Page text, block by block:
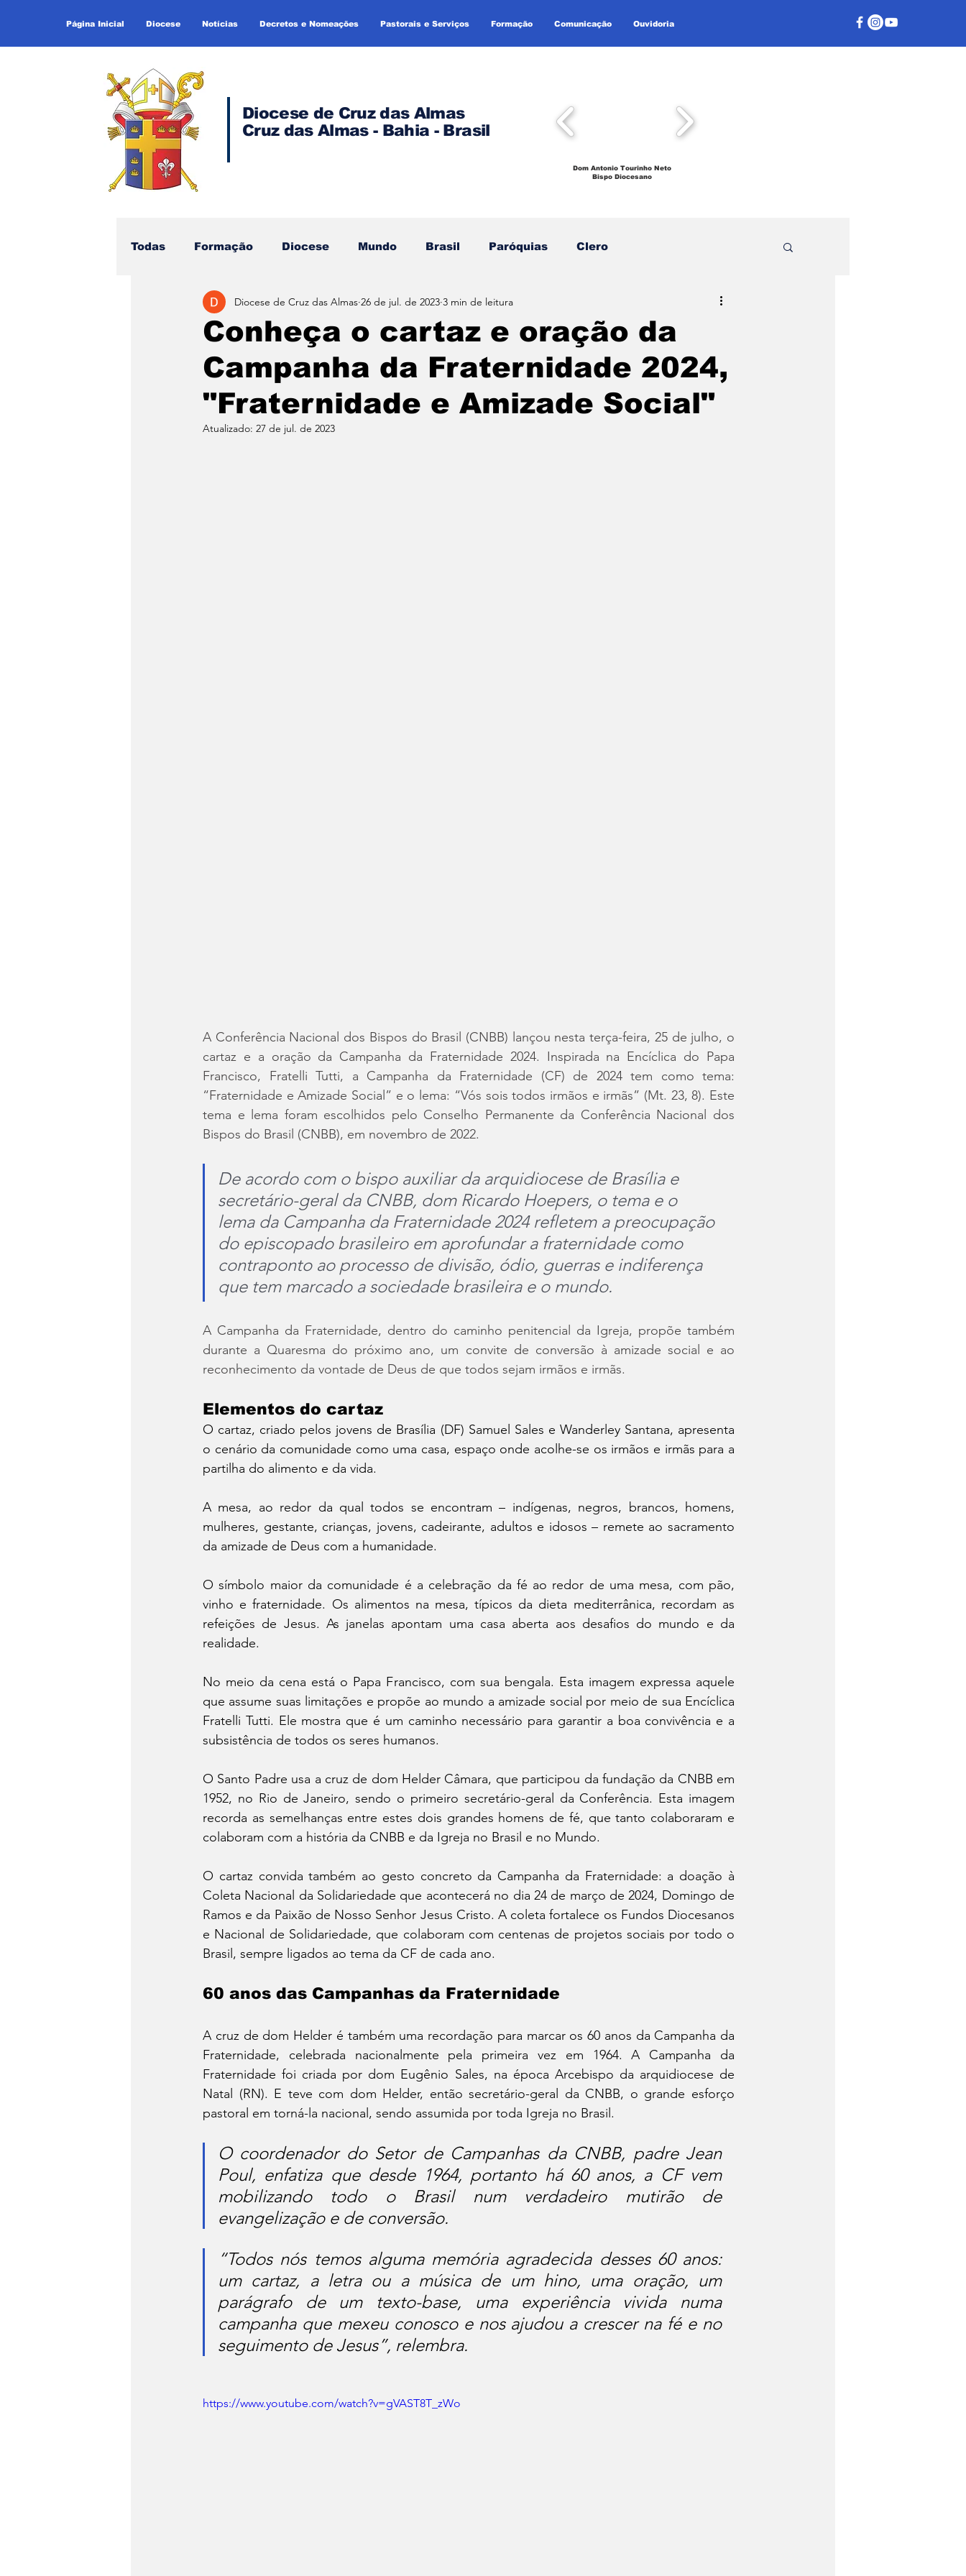
Página Inicial Diocese Notícias Decretos e Nomeações Pastorais e Serviços Formação Comunicação Ouvidoria
Diocese de Cruz das Almas
Cruz das Almas - Bahia - Brasil
Dom Antonio Tourinho Neto
Bispo Diocesano
Todas Formação Diocese Mundo Brasil Paróquias Clero
Conheça o cartaz e oração da
Campanha da Fraternidade 2024,
"Fraternidade e Amizade Social"
Diocese de Cruz das Almas 26 de jul. de 2023 3 min de leitura
Atualizado: 27 de jul. de 2023
A Conferência Nacional dos Bispos do Brasil (CNBB) lançou nesta terça-feira, 25 de julho, o
cartaz e a oração da Campanha da Fraternidade 2024. Inspirada na Encíclica do Papa
Francisco, Fratelli Tutti, a Campanha da Fraternidade (CF) de 2024 tem como tema:
“Fraternidade e Amizade Social” e o lema: “Vós sois todos irmãos e irmãs” (Mt. 23, 8). Este
tema e lema foram escolhidos pelo Conselho Permanente da Conferência Nacional dos
Bispos do Brasil (CNBB), em novembro de 2022.
De acordo com o bispo auxiliar da arquidiocese de Brasília e
secretário-geral da CNBB, dom Ricardo Hoepers, o tema e o
lema da Campanha da Fraternidade 2024 refletem a preocupação
do episcopado brasileiro em aprofundar a fraternidade como
contraponto ao processo de divisão, ódio, guerras e indiferença
que tem marcado a sociedade brasileira e o mundo.
A Campanha da Fraternidade, dentro do caminho penitencial da Igreja, propõe também
durante a Quaresma do próximo ano, um convite de conversão à amizade social e ao
reconhecimento da vontade de Deus de que todos sejam irmãos e irmãs.
Elementos do cartaz
O cartaz, criado pelos jovens de Brasília (DF) Samuel Sales e Wanderley Santana, apresenta
o cenário da comunidade como uma casa, espaço onde acolhe-se os irmãos e irmãs para a
partilha do alimento e da vida.
A mesa, ao redor da qual todos se encontram – indígenas, negros, brancos, homens,
mulheres, gestante, crianças, jovens, cadeirante, adultos e idosos – remete ao sacramento
da amizade de Deus com a humanidade.
O símbolo maior da comunidade é a celebração da fé ao redor de uma mesa, com pão,
vinho e fraternidade. Os alimentos na mesa, típicos da dieta mediterrânica, recordam as
refeições de Jesus. As janelas apontam uma casa aberta aos desafios do mundo e da
realidade.
No meio da cena está o Papa Francisco, com sua bengala. Esta imagem expressa aquele
que assume suas limitações e propõe ao mundo a amizade social por meio de sua Encíclica
Fratelli Tutti. Ele mostra que é um caminho necessário para garantir a boa convivência e a
subsistência de todos os seres humanos.
O Santo Padre usa a cruz de dom Helder Câmara, que participou da fundação da CNBB em
1952, no Rio de Janeiro, sendo o primeiro secretário-geral da Conferência. Esta imagem
recorda as semelhanças entre estes dois grandes homens de fé, que tanto colaboraram e
colaboram com a história da CNBB e da Igreja no Brasil e no Mundo.
O cartaz convida também ao gesto concreto da Campanha da Fraternidade: a doação à
Coleta Nacional da Solidariedade que acontecerá no dia 24 de março de 2024, Domingo de
Ramos e da Paixão de Nosso Senhor Jesus Cristo. A coleta fortalece os Fundos Diocesanos
e Nacional de Solidariedade, que colaboram com centenas de projetos sociais por todo o
Brasil, sempre ligados ao tema da CF de cada ano.
60 anos das Campanhas da Fraternidade
A cruz de dom Helder é também uma recordação para marcar os 60 anos da Campanha da
Fraternidade, celebrada nacionalmente pela primeira vez em 1964. A Campanha da
Fraternidade foi criada por dom Eugênio Sales, na época Arcebispo da arquidiocese de
Natal (RN). E teve com dom Helder, então secretário-geral da CNBB, o grande esforço
pastoral em torná-la nacional, sendo assumida por toda Igreja no Brasil.
O coordenador do Setor de Campanhas da CNBB, padre Jean
Poul, enfatiza que desde 1964, portanto há 60 anos, a CF vem
mobilizando todo o Brasil num verdadeiro mutirão de
evangelização e de conversão.
“Todos nós temos alguma memória agradecida desses 60 anos:
um cartaz, a letra ou a música de um hino, uma oração, um
parágrafo de um texto-base, uma experiência vivida numa
campanha que mexeu conosco e nos ajudou a crescer na fé e no
seguimento de Jesus”, relembra.
https://www.youtube.com/watch?v=gVAST8T_zWo